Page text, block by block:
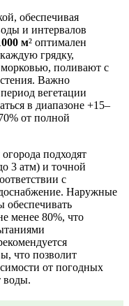
обеспечивая
и интервалов
м² оптимален
грядку,
поливают с
Важно
вегетации
в диапазоне +15–
от полной
подходят
3 атм) и точной
с
Наружные
обеспечивать
менее 80%, что
что позволит
от погодных
воды.